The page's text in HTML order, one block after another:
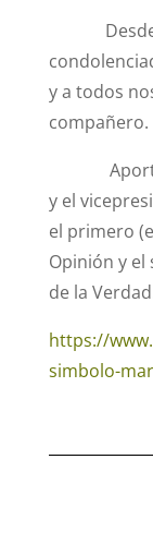
Desde
y a todos
compañero.
y el
el primero
Opinión y el
de la
https://
simbolo-